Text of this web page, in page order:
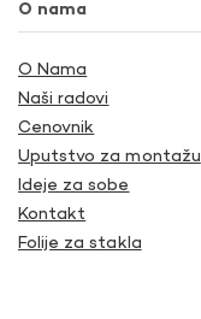
O nama
O Nama
Naši radovi
Cenovnik
Uputstvo za montažu
Ideje za sobe
Kontakt
Folije za stakla